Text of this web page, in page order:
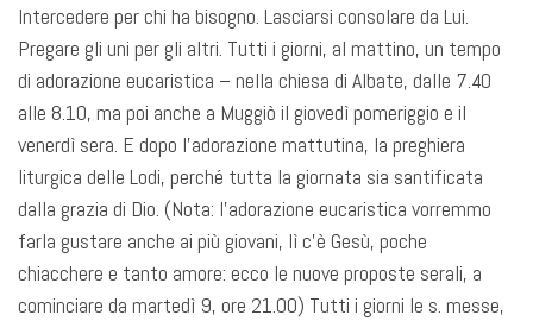
Intercedere per chi ha bisogno. Lasciarsi consolare da Lui.
Pregare gli uni per gli altri. Tutti i giorni, al mattino, un tempo
di adorazione eucaristica – nella chiesa di Albate, dalle 7.40
alle 8.10, ma poi anche a Muggiò il giovedì pomeriggio e il
venerdì sera. E dopo l’adorazione mattutina, la preghiera
liturgica delle Lodi, perché tutta la giornata sia santificata
dalla grazia di Dio. (Nota: l’adorazione eucaristica vorremmo
farla gustare anche ai più giovani, lì c’è Gesù, poche
chiacchere e tanto amore: ecco le nuove proposte serali, a
cominciare da martedì 9, ore 21.00) Tutti i giorni le s. messe,